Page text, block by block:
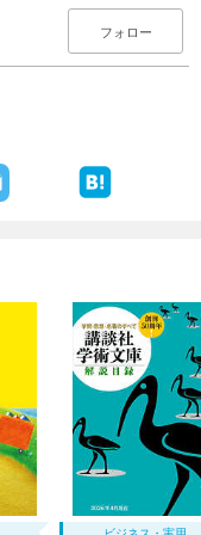
フォロー